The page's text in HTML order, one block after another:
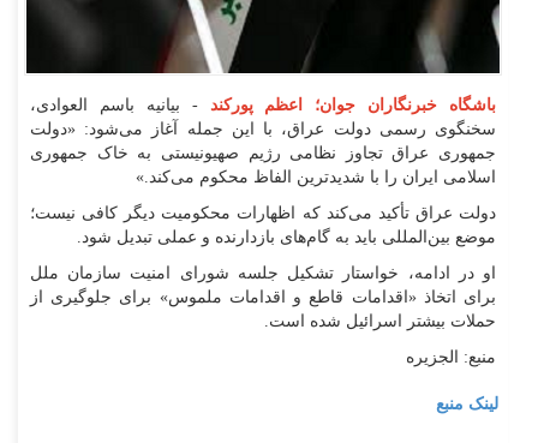
باشگاه خبرنگاران جوان؛ اعظم پورکند - بیانیه باسم العوادی،
سخنگوی رسمی دولت عراق، با این جمله آغاز می‌شود: «دولت
جمهوری عراق تجاوز نظامی رژیم صهیونیستی به خاک جمهوری
اسلامی ایران را با شدیدترین الفاظ محکوم می‌کند.»
دولت عراق تأکید می‌کند که اظهارات محکومیت دیگر کافی نیست؛
موضع بین‌المللی باید به گام‌های بازدارنده و عملی تبدیل شود.
او در ادامه، خواستار تشکیل جلسه شورای امنیت سازمان ملل
برای اتخاذ «اقدامات قاطع و اقدامات ملموس» برای جلوگیری از
حملات بیشتر اسرائیل شده است.
منبع: الجزیره
لینک منبع